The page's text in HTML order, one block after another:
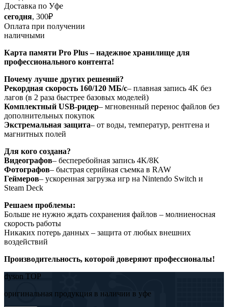
Доставка по Уфе
сегодня, 300₽
Оплата при получении
наличными
Карта памяти Pro Plus – надежное хранилище для
профессионального контента!
Почему лучше других решений?
Рекордная скорость 160/120 МБ/с– плавная запись 4K без
лагов (в 2 раза быстрее базовых моделей)
Комплектный USB-ридер– мгновенный перенос файлов без
дополнительных покупок
Экстремальная защита– от воды, температур, рентгена и
магнитных полей
Для кого создана?
Видеографов– бесперебойная запись 4K/8K
Фотографов– быстрая серийная съемка в RAW
Геймеров– ускоренная загрузка игр на Nintendo Switch и
Steam Deck
Решаем проблемы:
Больше не нужно ждать сохранения файлов – молниеносная
скорость работы
Никаких потерь данных – защита от любых внешних
воздействий
Производительность, которой доверяют профессионалы!
dyson TOP
оригинальная продукция в наличии в уфе